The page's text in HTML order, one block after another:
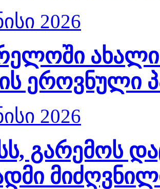
2026
ეროვნული
2026
გარემოს